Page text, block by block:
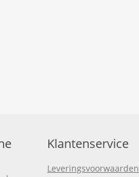
Klantenservice
Leveringsvoorwaarden